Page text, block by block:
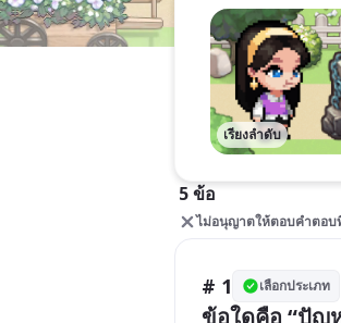
เรียงลำดับ
5 ข้อ
ไม่อนุญาตให้ตอบคำตอบ
# 1 เลือกประเภท
ข้อใดคือ “ปัญ